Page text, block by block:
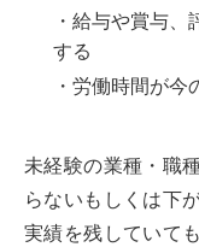
・給与や賞与
する
・労働時間が今
未経験の業種・職
らないもしくは下
実績を残していて